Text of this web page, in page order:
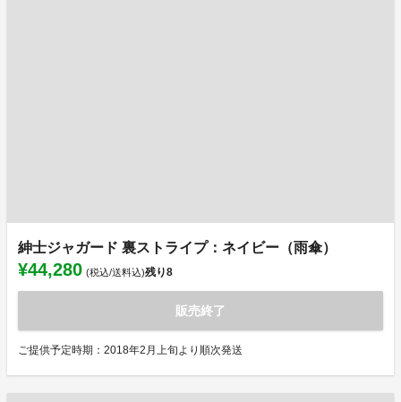
紳士ジャガード 裏ストライプ：ネイビー（雨傘）
¥44,280 (税込/送料込)残り8
販売終了
ご提供予定時期：2018年2月上旬より順次発送